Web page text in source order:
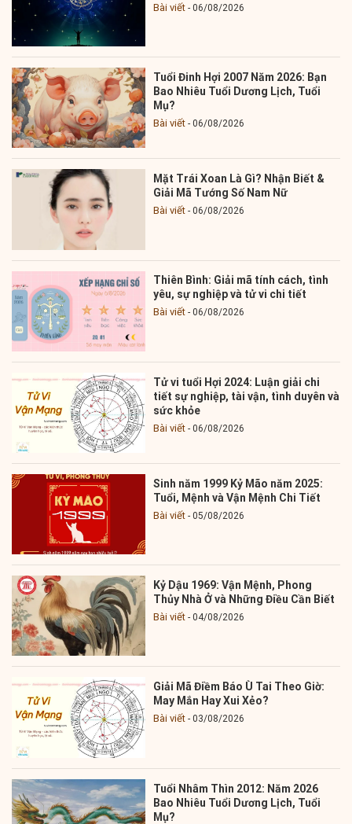
Bài viết 06/08/2026
Tuổi Đinh Hợi 2007 Năm 2026: Bạn
Bao Nhiêu Tuổi Dương Lịch, Tuổi
Mụ?
Bài viết 06/08/2026
Mặt Trái Xoan Là Gì? Nhận Biết &
Giải Mã Tướng Số Nam Nữ
Bài viết 06/08/2026
Thiên Bình: Giải mã tính cách, tình
yêu, sự nghiệp và tử vi chi tiết
Bài viết 06/08/2026
Tử vi tuổi Hợi 2024: Luận giải chi
tiết sự nghiệp, tài vận, tình duyên và
sức khỏe
Bài viết 06/08/2026
Sinh năm 1999 Kỷ Mão năm 2025:
Tuổi, Mệnh và Vận Mệnh Chi Tiết
Bài viết 05/08/2026
Kỷ Dậu 1969: Vận Mệnh, Phong
Thủy Nhà Ở và Những Điều Cần Biết
Bài viết 04/08/2026
Giải Mã Điềm Báo Ù Tai Theo Giờ:
May Mắn Hay Xui Xẻo?
Bài viết 03/08/2026
Tuổi Nhâm Thìn 2012: Năm 2026
Bao Nhiêu Tuổi Dương Lịch, Tuổi
Mụ?